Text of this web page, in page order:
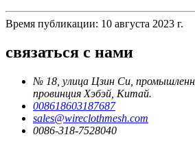
Время публикации: 10 августа 2023 г.
связаться с нами
№ 18, улица Цзин Си,
провинция Хэбэй, Китай.
008618603187687
sales@wireclothmesh.com
0086-318-7528040